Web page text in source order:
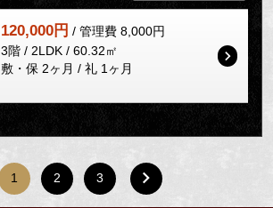
120,000円 / 管理費 8,000円
3階 / 2LDK / 60.32㎡
敷・保 2ヶ月 / 礼 1ヶ月
1 2 3